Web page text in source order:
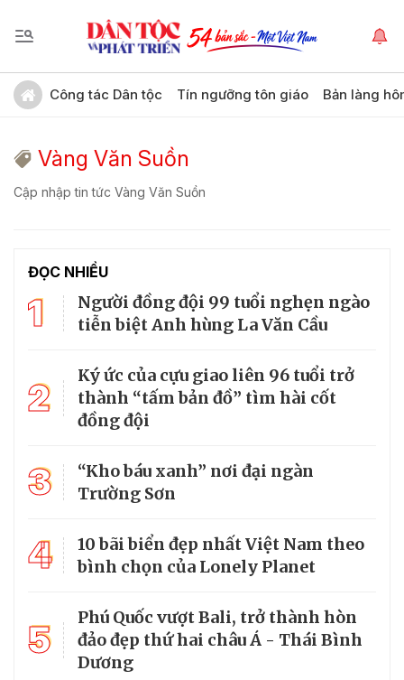
Công tác Dân tộc Tín ngưỡng tôn giáo Bản làng
Vàng Văn Suồn
Cập nhập tin tức Vàng Văn Suồn
ĐỌC NHIỀU
1
Người đồng đội 99 tuổi nghẹn ngào
tiễn biệt Anh hùng La Văn Cầu
2
Ký ức của cựu giao liên 96 tuổi trở
thành “tấm bản đồ” tìm hài cốt
đồng đội
3
“Kho báu xanh” nơi đại ngàn
Trường Sơn
4
10 bãi biển đẹp nhất Việt Nam theo
bình chọn của Lonely Planet
5
Phú Quốc vượt Bali, trở thành hòn
đảo đẹp thứ hai châu Á - Thái Bình
Dương